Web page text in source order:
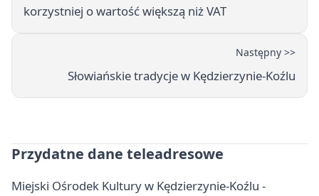
korzystniej o wartość większą niż VAT
Następny >>
Słowiańskie tradycje w Kędzierzynie-Koźlu
Przydatne dane teleadresowe
Miejski Ośrodek Kultury w Kędzierzynie-Koźlu -